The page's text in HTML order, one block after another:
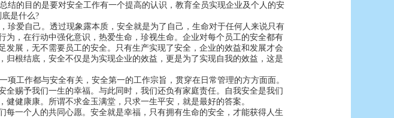
的目的是要对安全工作有一个提高的认识，教育全员实现企业及个人的安
是什么?
爱自己。透过现象露本质，安全就是为了自己，生命对于任何人来说只有
，在行动中强化意识，热爱生命，珍视生命。企业对每个员工的安全都有
展，无不需要员工的安全。只有生产实现了安全，企业的效益和发展才会
根结底，安全不仅是为实现企业的效益，更是为了实现自我的效益，这是
工作都与安全有关，安全第一的工作宗旨，贯穿在日常管理的方方面面。
赐予我们一生的幸福。与此同时，我们还负有家庭责任。自我安全是我们
健康康。所谓不求金玉满堂，只求一生平安，就是最好的答案。
一个人的共同心愿。安全就是幸福，只有拥有生命的安全，才能获得人生